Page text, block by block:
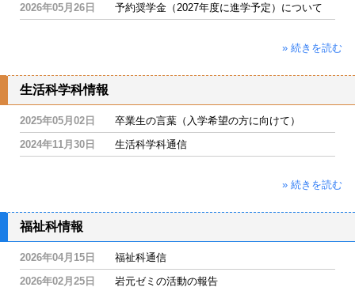
2026年05月26日
予約奨学金（2027年度に進学予定）について
» 続きを読む
生活科学科情報
2025年05月02日
卒業生の言葉（入学希望の方に向けて）
2024年11月30日
生活科学科通信
» 続きを読む
福祉科情報
2026年04月15日
福祉科通信
2026年02月25日
岩元ゼミの活動の報告